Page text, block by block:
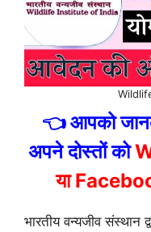
👈 आपको
अपने दोस्तों को
या
भारतीय वन्यजीव संस्थान